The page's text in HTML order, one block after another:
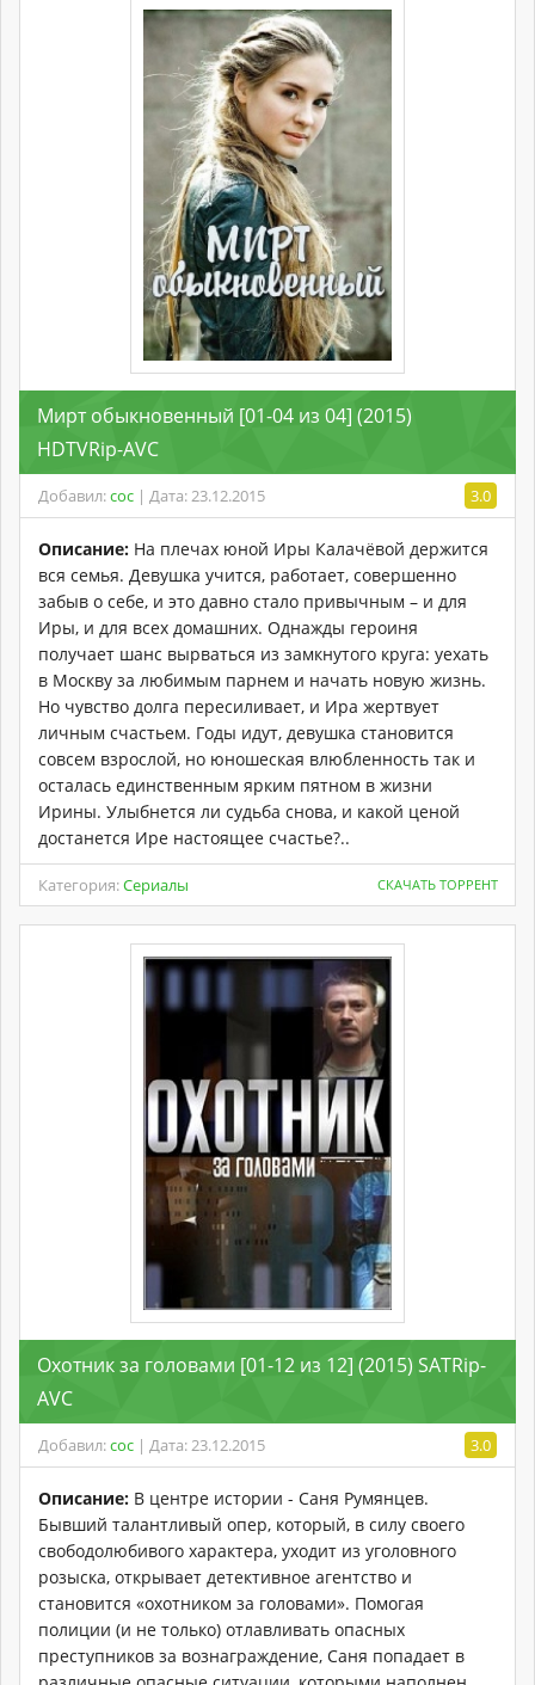
Мирт обыкновенный [01-04 из 04] (2015)
HDTVRip-AVC
Добавил:coc | Дата: 23.12.2015 3.0
Описание: На плечах юной Иры Калачёвой держится
вся семья. Девушка учится, работает, совершенно
забыв о себе, и это давно стало привычным – и для
Иры, и для всех домашних. Однажды героиня
получает шанс вырваться из замкнутого круга: уехать
в Москву за любимым парнем и начать новую жизнь.
Но чувство долга пересиливает, и Ира жертвует
личным счастьем. Годы идут, девушка становится
совсем взрослой, но юношеская влюбленность так и
осталась единственным ярким пятном в жизни
Ирины. Улыбнется ли судьба снова, и какой ценой
достанется Ире настоящее счастье?..
Категория:Сериалы СКАЧАТЬ ТОРРЕНТ
Охотник за головами [01-12 из 12] (2015) SATRip-
AVC
Добавил:coc | Дата: 23.12.2015 3.0
Описание: В центре истории - Саня Румянцев.
Бывший талантливый опер, который, в силу своего
свободолюбивого характера, уходит из уголовного
розыска, открывает детективное агентство и
становится «охотником за головами». Помогая
полиции (и не только) отлавливать опасных
преступников за вознаграждение, Саня попадает в